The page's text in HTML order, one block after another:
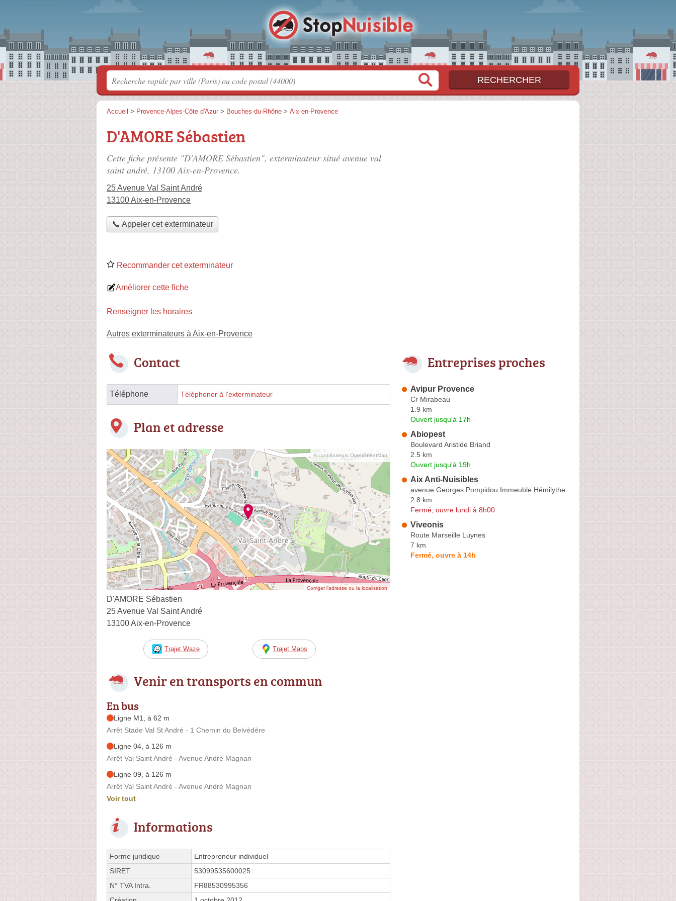
Accueil > Provence-Alpes-Côte d'Azur > Bouches-du-Rhône > Aix-en-Provence
D'AMORE Sébastien
Cette fiche présente "D'AMORE Sébastien", exterminateur situé avenue val
saint andré, 13100 Aix-en-Provence.
25 Avenue Val Saint André
13100 Aix-en-Provence
📞 Appeler cet exterminateur
Recommander cet exterminateur
Améliorer cette fiche
Renseigner les horaires
Autres exterminateurs à Aix-en-Provence
Contact
Téléphone Téléphoner à l'exterminateur
Plan et adresse
© contributeurs OpenStreetMap
Corriger l’adresse ou la localisation
D'AMORE Sébastien
25 Avenue Val Saint André
13100 Aix-en-Provence
Trajet Waze Trajet Maps
Venir en transports en commun
En bus
Ligne M1, à 62 m
Arrêt Stade Val St André - 1 Chemin du Belvédère
Ligne 04, à 126 m
Arrêt Val Saint André - Avenue André Magnan
Ligne 09, à 126 m
Arrêt Val Saint André - Avenue André Magnan
Voir tout
Informations
Forme juridique
Entrepreneur individuel
SIRET
53099535600025
N° TVA Intra.
FR88530995356
Entreprises proches
Avipur Provence
Cr Mirabeau
1.9 km
Ouvert jusqu'à 17h
Abiopest
Boulevard Aristide Briand
2.5 km
Ouvert jusqu'à 19h
Aix Anti-Nuisibles
avenue Georges Pompidou Immeuble Hémilythe
2.8 km
Fermé, ouvre lundi à 8h00
Viveonis
Route Marseille Luynes
7 km
Fermé, ouvre à 14h